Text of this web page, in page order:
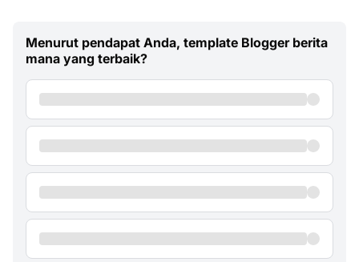
Menurut pendapat Anda, template Blogger berita
mana yang terbaik?